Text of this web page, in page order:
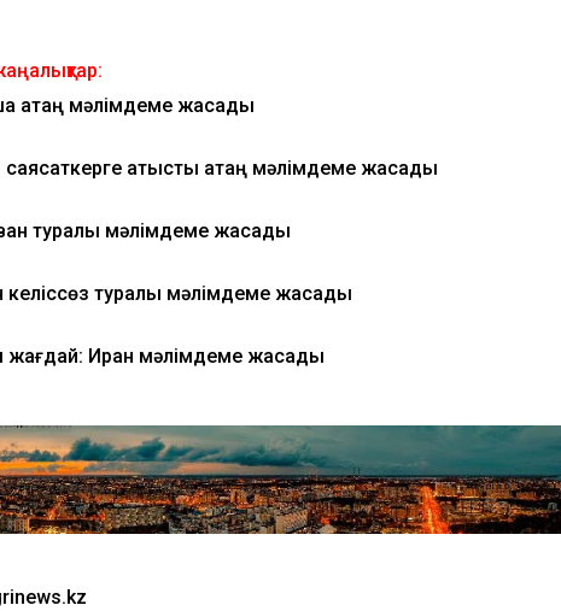
қатаң мәлімдеме жасады
саясаткерге қатысты қатаң мәлімдеме жасады
туралы мәлімдеме жасады
туралы мәлімдеме жасады
жағдай: Иран мәлімдеме жасады